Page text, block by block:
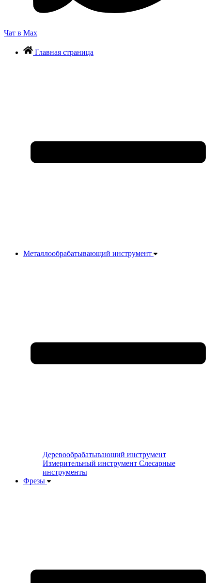
Чат в Max
Главная страница
Металлообрабатывающий инструмент
Деревообрабатывающий инструмент
Измерительный инструмент Слесарные
инструменты
Фрезы